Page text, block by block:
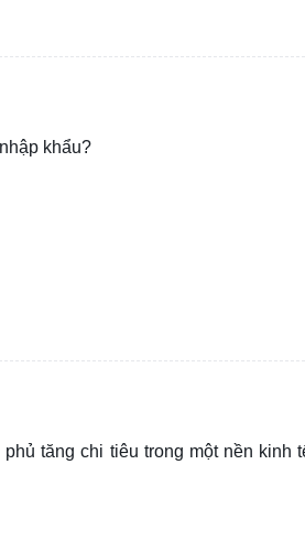
khẩu?
tăng chi tiêu trong một nền kinh